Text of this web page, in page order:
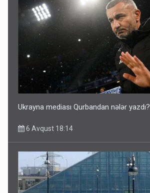
Ukrayna mediası Qurbandan nələr yazdı?
6 Avqust 18:14